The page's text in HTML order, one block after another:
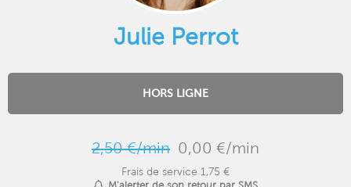
Julie Perrot
HORS LIGNE
2,50 €/min 0,00 €/min
Frais de service 1,75 €